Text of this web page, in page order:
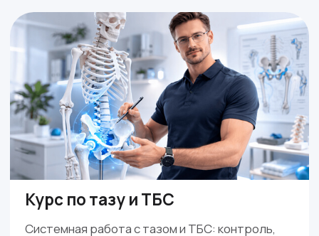
Карина.Читать больше отзывов >>>
Смотреть более 1000 отзывов
Быстрые решения для
работы
Точечные навыки за 1 вечер. Изучите
сегодня — примените завтра.